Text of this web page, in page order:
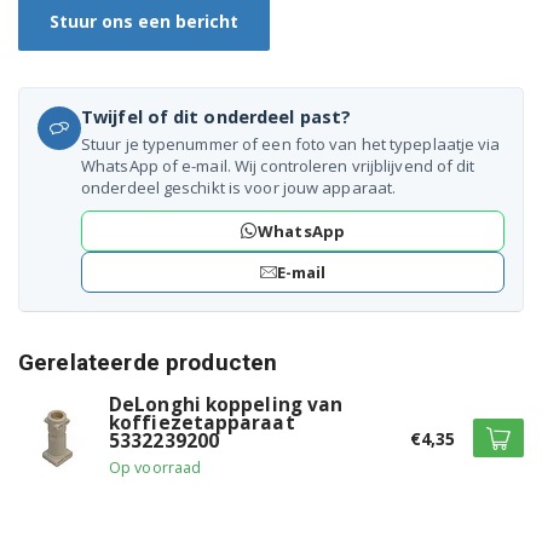
EC680.M 0132106111
EC680.M 0132106129
EC680.M 0132106132
EC680.R 0132106096
EC680.R 0132106108
EC680.R 0132106112
EC680.R 0132106124
Stuur ons een bericht
Twijfel of dit onderdeel past?
Stuur je typenummer of een foto van het typeplaatje via
WhatsApp of e-mail. Wij controleren vrijblijvend of dit
onderdeel geschikt is voor jouw apparaat.
WhatsApp
E-mail
Gerelateerde producten
DeLonghi koppeling van
koffiezetapparaat
5332239200
Op voorraad
€4,35